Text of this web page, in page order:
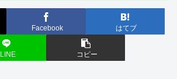
Facebook はてブ
LINE コピー